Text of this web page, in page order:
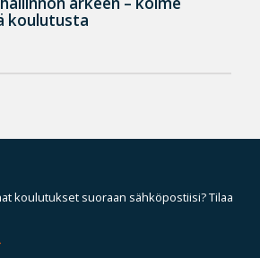
koulutusta
koulutukset suoraan sähköpostiisi? Tilaa